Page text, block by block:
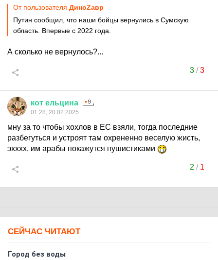
От пользователя ДиноZавp
Путин сообщил, что наши бойцы вернулись в Сумскую
область. Впервые с 2022 года.
А сколько не вернулось?...
3/3
кот ельцина
01:28, 20.02.2025
мну за то чтобы хохлов в ЕС взяли, тогда последние
разбегуться и устроят там охрененно веселую жисть,
эхххх, им арабы покажутся пушистиками
2 / 1
СЕЙЧАС ЧИТАЮТ
Город без воды